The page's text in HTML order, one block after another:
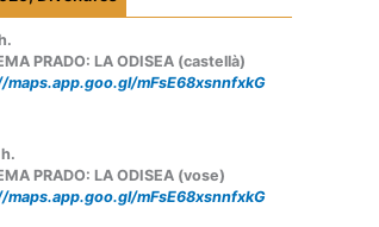
PRADO: LA ODISEA (castellà)
mFsE68xsnnfxkG
h.
PRADO: LA ODISEA (vose)
mFsE68xsnnfxkG